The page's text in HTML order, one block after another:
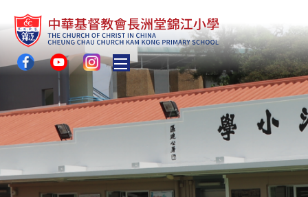
Toggle main menu visibility